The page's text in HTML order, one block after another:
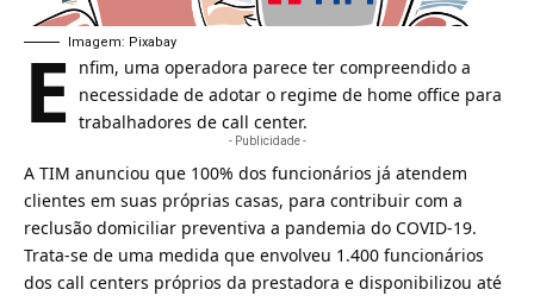
Imagem: Pixabay
E
nfim, uma operadora parece ter compreendido a
necessidade de adotar o regime de home office para
trabalhadores de call center.
- Publicidade -
A TIM anunciou que 100% dos funcionários já atendem
clientes em suas próprias casas, para contribuir com a
reclusão domiciliar preventiva a pandemia do COVID-19.
Trata-se de uma medida que envolveu 1.400 funcionários
dos call centers próprios da prestadora e disponibilizou até